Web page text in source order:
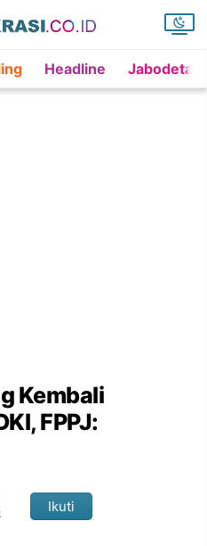
Headline
Kembali
FPPJ:
Ikuti